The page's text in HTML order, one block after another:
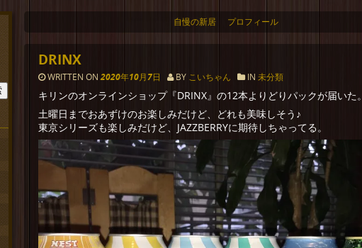
自慢の新居 プロフィール
DRINX
WRITTEN ON2020年10月7日 BY こいちゃん IN未分類
キリンのオンラインショップ『DRINX』の12本よりどりパックが届いた。
土曜日までおあずけのお楽しみだけど、どれも美味しそう♪
東京シリーズも楽しみだけど、JAZZBERRYに期待しちゃってる。